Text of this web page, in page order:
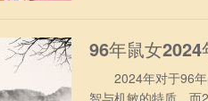
96年鼠女
2024年对于96年
智与机敏的特质，而